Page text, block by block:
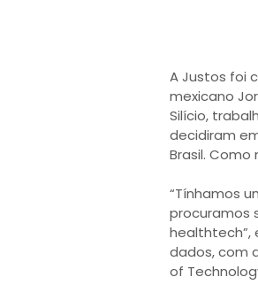
A Justos foi
mexicano
Silício,
decidiram
Brasil.
“Tínhamos
procuramos
healthtech”,
dados, com
of